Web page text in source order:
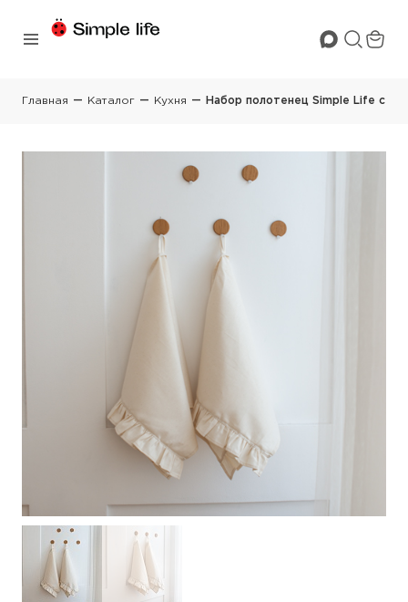
Главная Каталог Кухня Набор полотенец Simple Life с